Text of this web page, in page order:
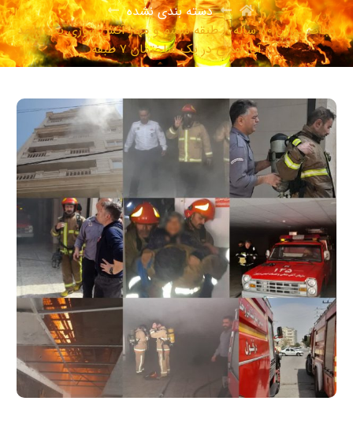
دسته بندی نشده
نجات پیرزن ۸۰ ساله از طبقه ششم و مهار آتش‌ سوزی یک واحد
آپارتمانی در یک ساختمان ۷ طبقه